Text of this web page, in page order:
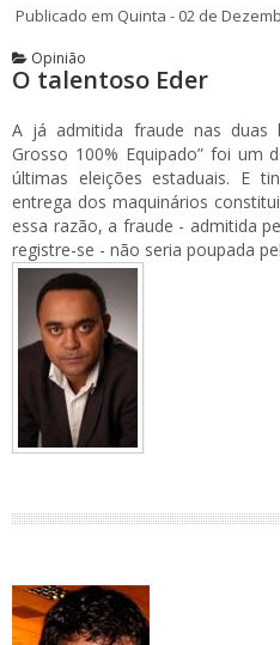
Publicado em Quinta - 02 de
Opinião
O talentoso Eder
A já admitida fraude nas duas
Grosso 100% Equipado” foi um
últimas eleições estaduais. E
entrega dos maquinários
essa razão, a fraude - admitida
registre-se - não seria poupada